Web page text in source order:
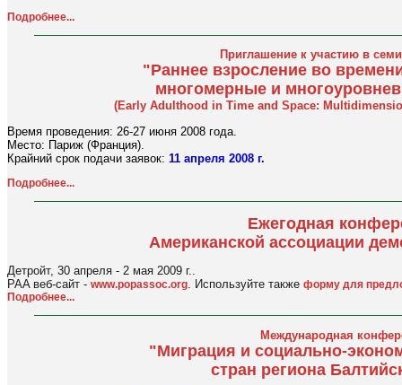
Подробнее...
Приглашение к участию в
"Раннее взросление во
многомерные и
(Early Adulthood in Time and Space:
Время проведения: 26-27 июня 2008 года.
Место: Париж (Франция).
Крайний срок подачи заявок: 11 апреля 2008 г.
Подробнее...
Ежегодная
Американской ассоциации
Детройт, 30 апреля - 2 мая 2009 г..
PAA веб-сайт - www.popassoc.org . Используйте также форму для
Подробнее...
Международная
"Миграция и социально-
стран региона